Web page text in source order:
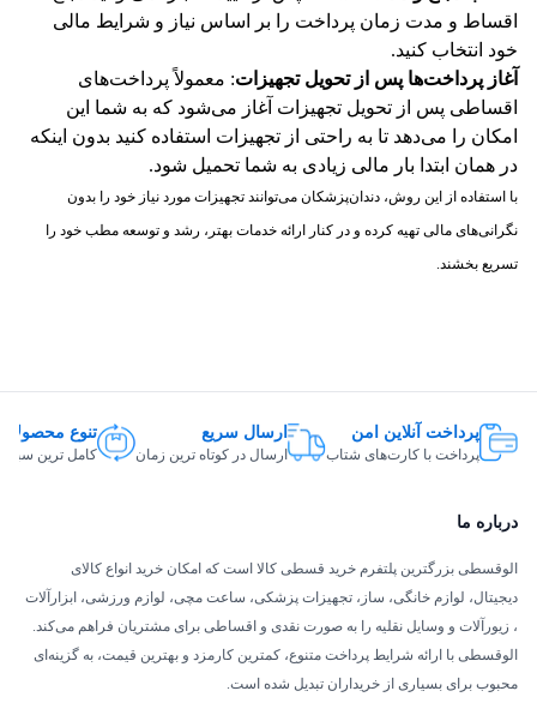
اقساط و مدت زمان پرداخت را بر اساس نیاز و شرایط مالی
خود انتخاب کنید.
آغاز پرداخت‌ها پس از تحویل تجهیزات: معمولاً پرداخت‌های
اقساطی پس از تحویل تجهیزات آغاز می‌شود که به شما این
امکان را می‌دهد تا به راحتی از تجهیزات استفاده کنید بدون اینکه
در همان ابتدا بار مالی زیادی به شما تحمیل شود.
با استفاده از این روش، دندان‌پزشکان می‌توانند تجهیزات مورد نیاز خود را بدون
نگرانی‌های مالی تهیه کرده و در کنار ارائه خدمات بهتر، رشد و توسعه مطب خود را
تسریع بخشند.
پرداخت آنلاین امن
پرداخت با کارت‌های شتاب
ارسال سریع
ارسال در کوتاه ترین زمان
تنوع
کامل ترین سبد
درباره ما
الوقسطی بزرگترین پلتفرم خرید قسطی کالا است که امکان خرید انواع کالای
دیجیتال، لوازم خانگی، ساز، تجهیزات پزشکی، ساعت مچی، لوازم ورزشی، ابزارآلات
، زیورآلات و وسایل نقلیه را به صورت نقدی و اقساطی برای مشتریان فراهم می‌کند.
الوقسطی با ارائه شرایط پرداخت متنوع، کمترین کارمزد و بهترین قیمت، به گزینه‌ای
محبوب برای بسیاری از خریداران تبدیل شده است.